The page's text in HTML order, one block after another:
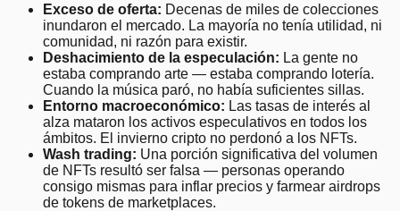
Exceso de oferta: Decenas de miles de colecciones
inundaron el mercado. La mayoría no tenía utilidad, ni
comunidad, ni razón para existir.
Deshacimiento de la especulación: La gente no
estaba comprando arte — estaba comprando lotería.
Cuando la música paró, no había suficientes sillas.
Entorno macroeconómico: Las tasas de interés al
alza mataron los activos especulativos en todos los
ámbitos. El invierno cripto no perdonó a los NFTs.
Wash trading: Una porción significativa del volumen
de NFTs resultó ser falsa — personas operando
consigo mismas para inflar precios y farmear airdrops
de tokens de marketplaces.